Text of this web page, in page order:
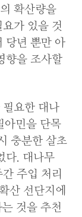
확산량을
가 있을 것
당년 뿐만 아
향을 조사할
요한 대나
아민을 단목
충분한 살초
다. 대나무
주입 처리
산 선단지에
것을 추천